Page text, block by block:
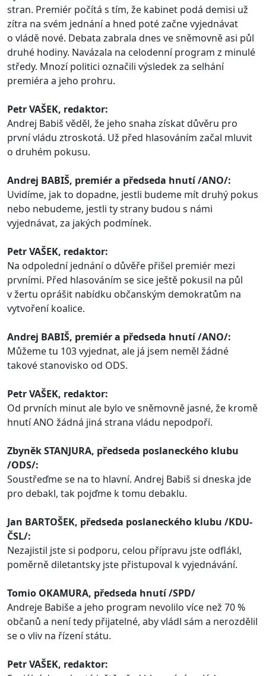
stran. Premiér počítá s tím, že kabinet podá demisi už
zítra na svém jednání a hned poté začne vyjednávat
o vládě nové. Debata zabrala dnes ve sněmovně asi půl
druhé hodiny. Navázala na celodenní program z minulé
středy. Mnozí politici označili výsledek za selhání
premiéra a jeho prohru.
Petr VAŠEK, redaktor:
Andrej Babiš věděl, že jeho snaha získat důvěru pro
první vládu ztroskotá. Už před hlasováním začal mluvit
o druhém pokusu.
Andrej BABIŠ, premiér a předseda hnutí /ANO/:
Uvidíme, jak to dopadne, jestli budeme mít druhý pokus
nebo nebudeme, jestli ty strany budou s námi
vyjednávat, za jakých podmínek.
Petr VAŠEK, redaktor:
Na odpolední jednání o důvěře přišel premiér mezi
prvními. Před hlasováním se sice ještě pokusil na půl
v žertu oprášit nabídku občanským demokratům na
vytvoření koalice.
Andrej BABIŠ, premiér a předseda hnutí /ANO/:
Můžeme tu 103 vyjednat, ale já jsem neměl žádné
takové stanovisko od ODS.
Petr VAŠEK, redaktor:
Od prvních minut ale bylo ve sněmovně jasné, že kromě
hnutí ANO žádná jiná strana vládu nepodpoří.
ZbyněkSTANJURA, předseda poslaneckého klubu
/ODS/:
Soustřeďme se na to hlavní. Andrej Babiš si dneska jde
pro debakl, tak pojďme k tomu debaklu.
Jan BARTOŠEK, předseda poslaneckého klubu /KDU-
ČSL/:
Nezajistil jste si podporu, celou přípravu jste odflákl,
poměrně diletantsky jste přistupoval k vyjednávání.
Tomio OKAMURA, předseda hnutí /SPD/
Andreje Babiše a jeho program nevolilo více než 70 %
občanů a není tedy přijatelné, aby vládl sám a nerozdělil
se o vliv na řízení státu.
Petr VAŠEK, redaktor: